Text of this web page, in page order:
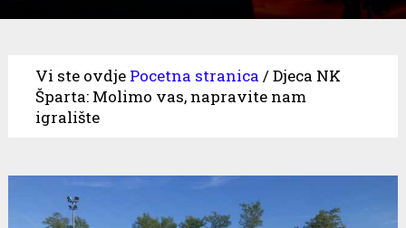
Vi ste ovdje Pocetna stranica /Djeca NK
Šparta: Molimo vas, napravite nam
igralište